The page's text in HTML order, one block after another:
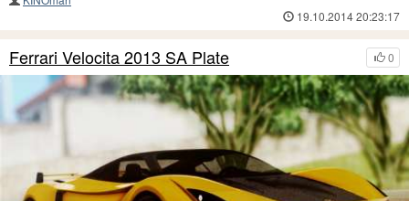
19.10.2014 20:23:17
0
Ferrari Velocita 2013 SA Plate